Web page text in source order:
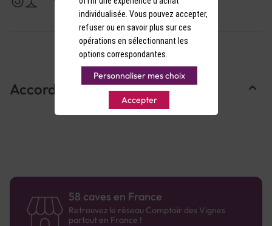
17-18°C
Accords Mets & Vins
58 caves en France
Retrouvez le réseau Comptoir des Vignes
partout en France !
individualisée. Vous pouvez accepter,
refuser ou en savoir plus sur ces
opérations en sélectionnant les
options correspondantes.
Personnaliser mes choix
Accepter